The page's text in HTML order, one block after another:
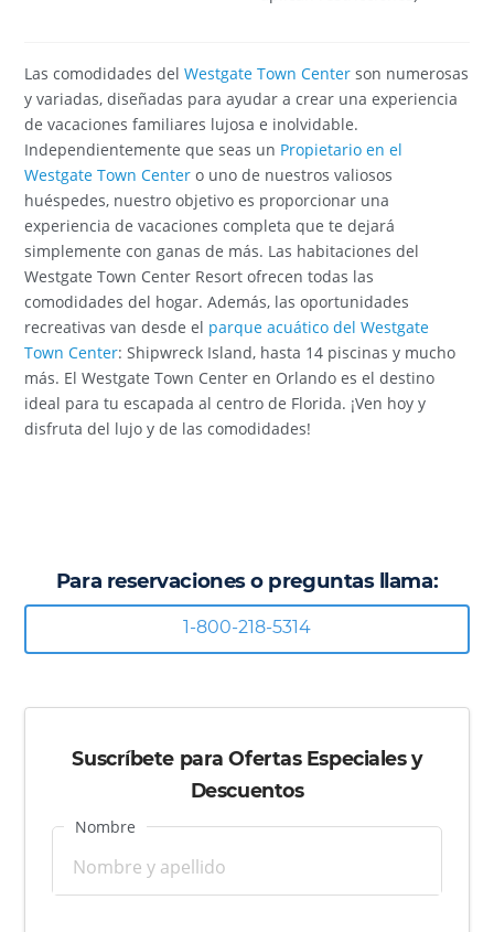
Las comodidades delWestgate Town Center son numerosas
y variadas, diseñadas para ayudar a crear una experiencia
de vacaciones familiares lujosa e inolvidable.
Independientemente que seas un Propietario en el
Westgate Town Center o uno de nuestros valiosos
huéspedes, nuestro objetivo es proporcionar una
experiencia de vacaciones completa que te dejará
simplemente con ganas de más. Las habitaciones del
Westgate Town Center Resort ofrecen todas las
comodidades del hogar. Además, las oportunidades
recreativas van desde el parque acuático del Westgate
Town Center: Shipwreck Island, hasta 14 piscinas y mucho
más. El Westgate Town Center en Orlando es el destino
ideal para tu escapada al centro de Florida. ¡Ven hoy y
disfruta del lujo y de las comodidades!
Para reservaciones o preguntas llama:
1-800-218-5314
Suscríbete para Ofertas Especiales y
Descuentos
Nombre